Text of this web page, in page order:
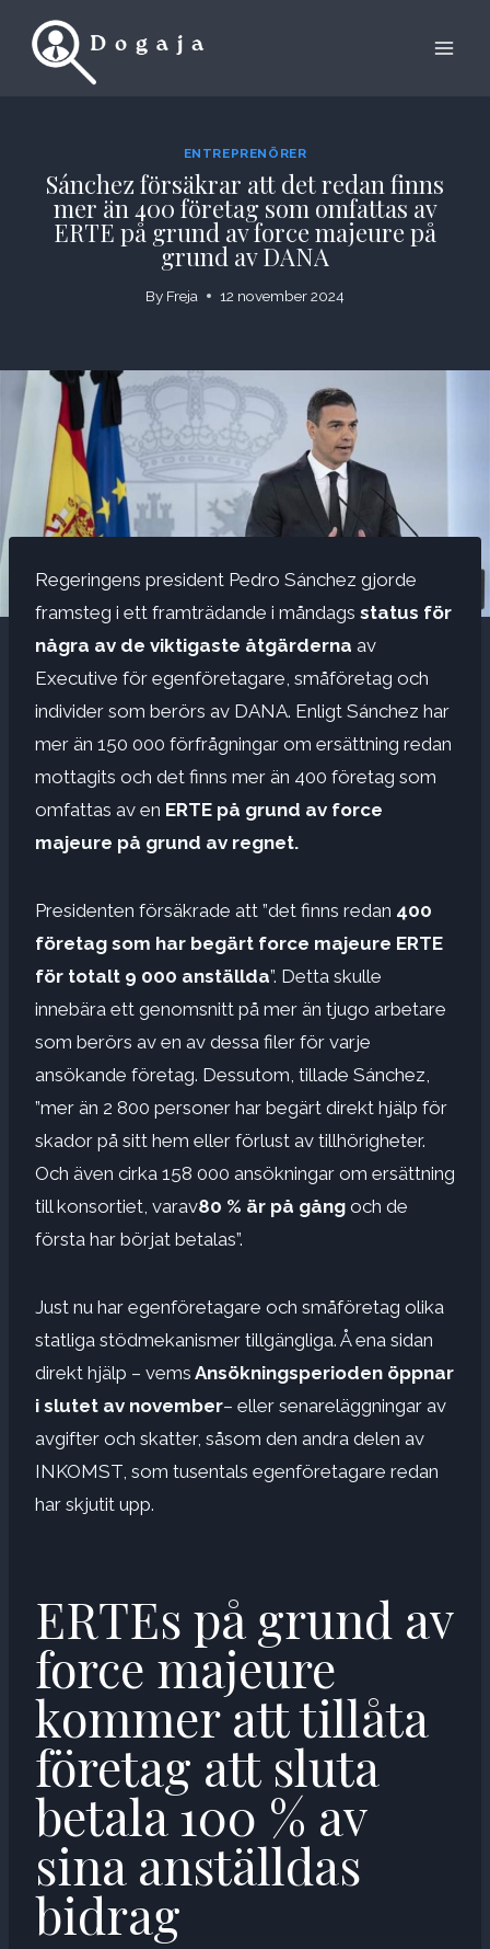
ENTREPRENÖRER
Sánchez försäkrar att det redan finns
mer än 400 företag som omfattas av
ERTE på grund av force majeure på
grund av DANA
By Freja 12 november 2024
Regeringens president Pedro Sánchez gjorde
framsteg i ett framträdande i måndags status för
några av de viktigaste åtgärderna av
Executive för egenföretagare, småföretag och
individer som berörs av DANA. Enligt Sánchez har
mer än 150 000 förfrågningar om ersättning redan
mottagits och det finns mer än 400 företag som
omfattas av en ERTE på grund av force
majeure på grund av regnet.
Presidenten försäkrade att ”det finns redan 400
företag som har begärt force majeure ERTE
för totalt 9 000 anställda”. Detta skulle
innebära ett genomsnitt på mer än tjugo arbetare
som berörs av en av dessa filer för varje
ansökande företag. Dessutom, tillade Sánchez,
”mer än 2 800 personer har begärt direkt hjälp för
skador på sitt hem eller förlust av tillhörigheter.
Och även cirka 158 000 ansökningar om ersättning
till konsortiet, varav80 % är på gång och de
första har börjat betalas”.
Just nu har egenföretagare och småföretag olika
statliga stödmekanismer tillgängliga. Å ena sidan
direkt hjälp – vems Ansökningsperioden öppnar
i slutet av november– eller senareläggningar av
avgifter och skatter, såsom den andra delen av
INKOMST, som tusentals egenföretagare redan
har skjutit upp.
ERTEs på grund av
force majeure
kommer att tillåta
företag att sluta
betala 100 % av
sina anställdas
bidrag